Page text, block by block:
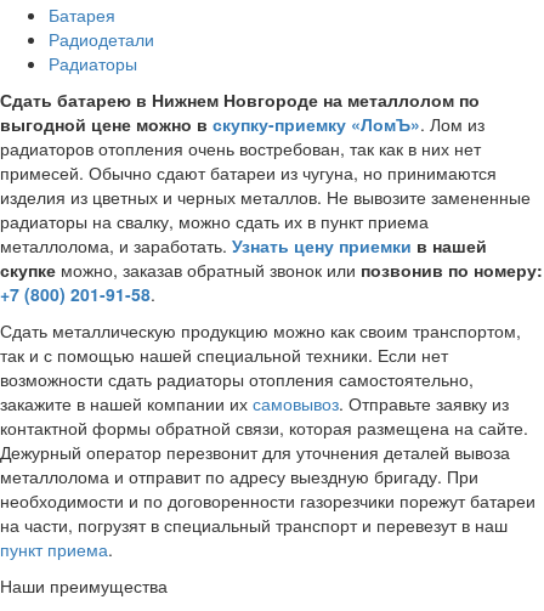
Батарея
Радиодетали
Радиаторы
Сдать батарею в Нижнем Новгороде на металлолом по
выгодной цене можно в скупку-приемку «ЛомЪ». Лом из
радиаторов отопления очень востребован, так как в них нет
примесей. Обычно сдают батареи из чугуна, но принимаются
изделия из цветных и черных металлов. Не вывозите замененные
радиаторы на свалку, можно сдать их в пункт приема
металлолома, и заработать. Узнать цену приемки в нашей
скупке можно, заказав обратный звонок или позвонив по номеру:
+7 (800) 201-91-58.
Сдать металлическую продукцию можно как своим транспортом,
так и с помощью нашей специальной техники. Если нет
возможности сдать радиаторы отопления самостоятельно,
закажите в нашей компании их самовывоз. Отправьте заявку из
контактной формы обратной связи, которая размещена на сайте.
Дежурный оператор перезвонит для уточнения деталей вывоза
металлолома и отправит по адресу выездную бригаду. При
необходимости и по договоренности газорезчики порежут батареи
на части, погрузят в специальный транспорт и перевезут в наш
пункт приема.
Наши преимущества